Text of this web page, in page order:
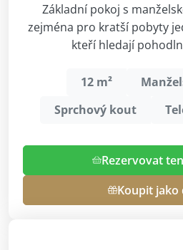
Základní pokoj s
zejména pro kratší pobyty
kteří hledají
12 m²
Sprchový kout
Rezervovat
Koupit jako